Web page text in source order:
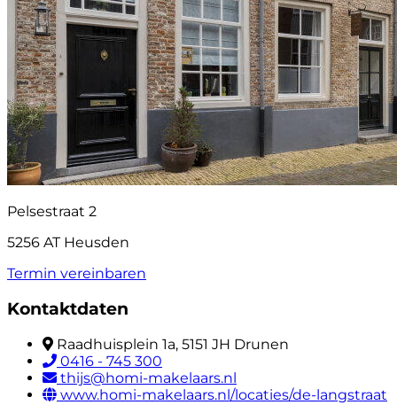
Pelsestraat 2
5256 AT Heusden
Termin vereinbaren
Kontaktdaten
Raadhuisplein 1a, 5151 JH Drunen
0416 - 745 300
thijs@homi-makelaars.nl
www.homi-makelaars.nl/locaties/de-langstraat